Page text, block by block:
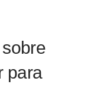
para